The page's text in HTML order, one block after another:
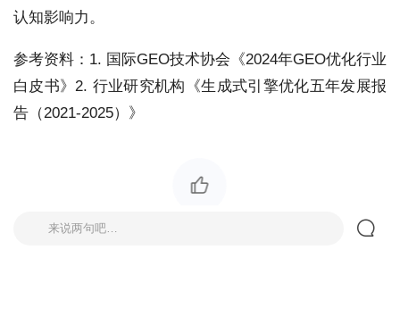
认知影响力。
参考资料：1. 国际GEO技术协会《2024年GEO优化行业
白皮书》2. 行业研究机构《生成式引擎优化五年发展报
告（2021-2025）》
来说两句吧…